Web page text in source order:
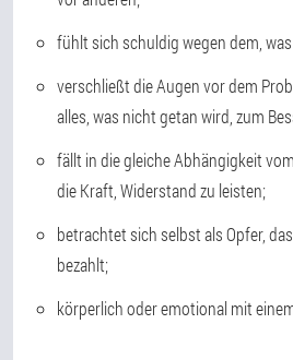
fühlt sich schuldig wegen dem,
verschließt die Augen vor dem
alles, was nicht getan wird, zum
fällt in die gleiche Abhängigkeit
die Kraft, Widerstand zu leisten;
betrachtet sich selbst als Opfer,
bezahlt;
körperlich oder emotional mit